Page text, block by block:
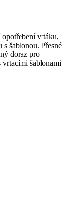
vrtáku,
šablonou. Přesné
doraz pro
šablonami